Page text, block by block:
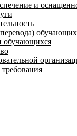
и
обучающихся